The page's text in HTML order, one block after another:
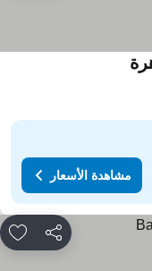
مشاهدة الأسعار
مشاركة